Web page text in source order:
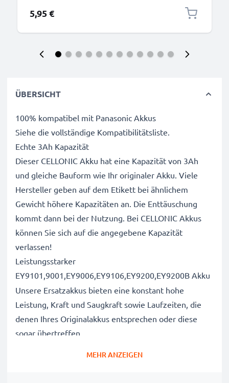
5,95 €
ÜBERSICHT
100% kompatibel mit Panasonic Akkus
Siehe die vollständige Kompatibilitätsliste.
Echte 3Ah Kapazität
Dieser CELLONIC Akku hat eine Kapazität von 3Ah
und gleiche Bauform wie Ihr originaler Akku. Viele
Hersteller geben auf dem Etikett bei ähnlichem
Gewicht höhere Kapazitäten an. Die Enttäuschung
kommt dann bei der Nutzung. Bei CELLONIC Akkus
können Sie sich auf die angegebene Kapazität
verlassen!
Leistungsstarker
EY9101,9001,EY9006,EY9106,EY9200,EY9200B Akku
Unsere Ersatzakkus bieten eine konstant hohe
Leistung, Kraft und Saugkraft sowie Laufzeiten, die
denen Ihres Originalakkus entsprechen oder diese
sogar übertreffen.
MEHR ANZEIGEN